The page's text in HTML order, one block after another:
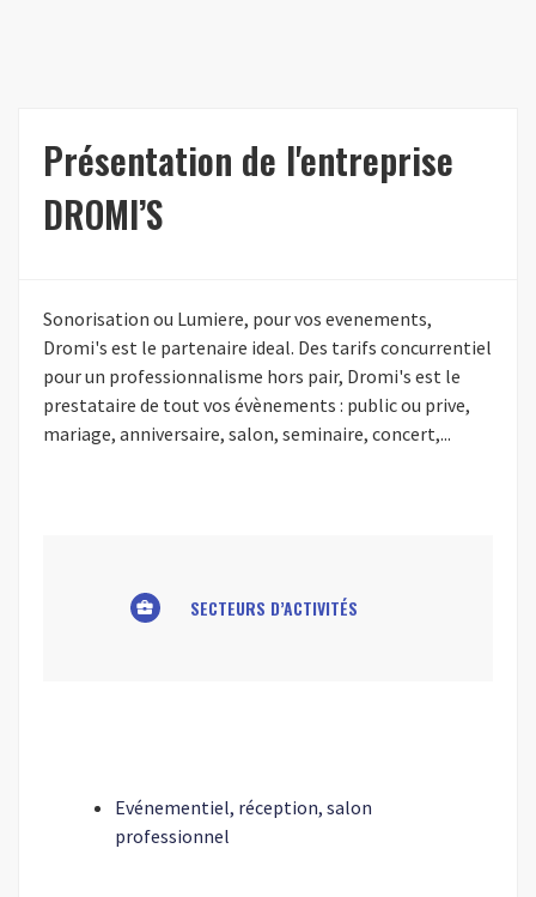
Présentation de l'entreprise
DROMI’S
Sonorisation ou Lumiere, pour vos evenements,
Dromi's est le partenaire ideal. Des tarifs concurrentiel
pour un professionnalisme hors pair, Dromi's est le
prestataire de tout vos évènements : public ou prive,
mariage, anniversaire, salon, seminaire, concert,...
business_center SECTEURS D’ACTIVITÉS
Evénementiel, réception, salon
professionnel